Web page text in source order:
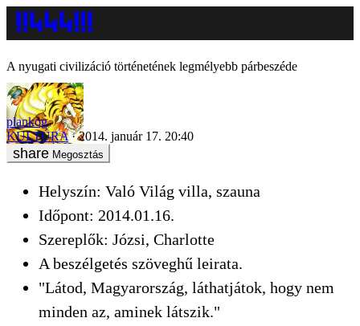
A nyugati civilizáció történetének legmélyebb párbeszéde
plankog
KULTÚRA
2014. január 17. 20:40
Megosztás
Helyszín: Való Világ villa, szauna
Időpont: 2014.01.16.
Szereplők: Józsi, Charlotte
A beszélgetés szöveghű leirata.
"Látod, Magyarország, láthatjátok, hogy nem
minden az, aminek látszik."